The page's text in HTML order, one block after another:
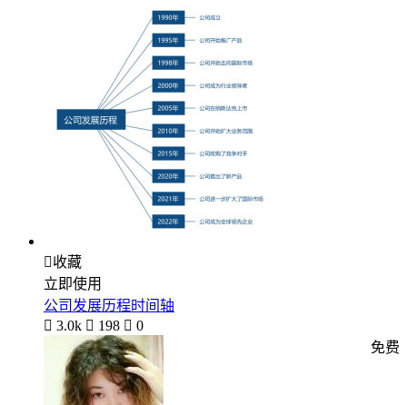
收藏
立即使用
公司发展历程时间轴
 3.0k  198  0
免费